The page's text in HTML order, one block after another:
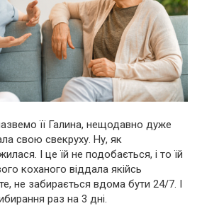
її Галина, нещодавно дуже
свою свекруху. Ну, як
І це їй не подобається, і то їй
коханого віддала якійсь
не забирається вдома бути 24/7. І
раз на 3 дні.